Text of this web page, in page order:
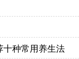
十种常用养生法